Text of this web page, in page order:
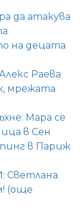
да атакува
на децата
Раева
мрежата
Мара се
в Сен
в Париж
Светлана
(още